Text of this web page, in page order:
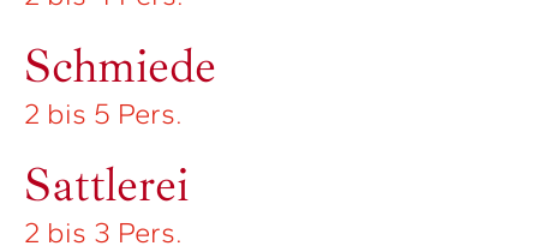
Schmiede
2 bis 5 Pers.
Sattlerei
2 bis 3 Pers.